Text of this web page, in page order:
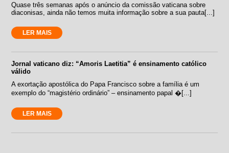
Quase três semanas após o anúncio da comissão vaticana sobre
diaconisas, ainda não temos muita informação sobre a sua pauta[...]
LER MAIS
Jornal vaticano diz: “Amoris Laetitia” é ensinamento católico
válido
A exortação apostólica do Papa Francisco sobre a família é um
exemplo do “magistério ordinário” – ensinamento papal �[...]
LER MAIS